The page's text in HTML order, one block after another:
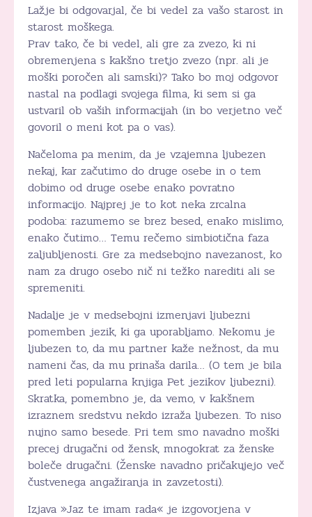
Lažje bi odgovarjal, če bi vedel za vašo starost in
starost moškega.
Prav tako, če bi vedel, ali gre za zvezo, ki ni
obremenjena s kakšno tretjo zvezo (npr. ali je
moški poročen ali samski)? Tako bo moj odgovor
nastal na podlagi svojega filma, ki sem si ga
ustvaril ob vaših informacijah (in bo verjetno več
govoril o meni kot pa o vas).
Načeloma pa menim, da je vzajemna ljubezen
nekaj, kar začutimo do druge osebe in o tem
dobimo od druge osebe enako povratno
informacijo. Najprej je to kot neka zrcalna
podoba: razumemo se brez besed, enako mislimo,
enako čutimo… Temu rečemo simbiotična faza
zaljubljenosti. Gre za medsebojno navezanost, ko
nam za drugo osebo nič ni težko narediti ali se
spremeniti.
Nadalje je v medsebojni izmenjavi ljubezni
pomemben jezik, ki ga uporabljamo. Nekomu je
ljubezen to, da mu partner kaže nežnost, da mu
nameni čas, da mu prinaša darila… (O tem je bila
pred leti popularna knjiga Pet jezikov ljubezni).
Skratka, pomembno je, da vemo, v kakšnem
izraznem sredstvu nekdo izraža ljubezen. To niso
nujno samo besede. Pri tem smo navadno moški
precej drugačni od žensk, mnogokrat za ženske
boleče drugačni. (Ženske navadno pričakujejo več
čustvenega angažiranja in zavzetosti).
Izjava »Jaz te imam rada« je izgovorjena v